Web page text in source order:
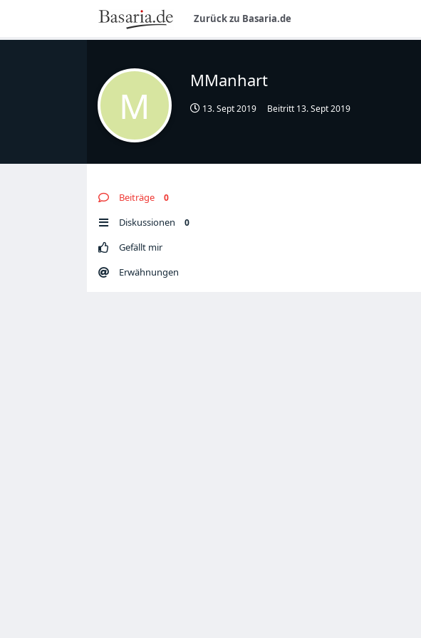
Zurück zu Basaria.de
M
MManhart
13. Sept 2019 Beitritt 13. Sept 2019
Beiträge 0
Diskussionen 0
Gefällt mir
Erwähnungen